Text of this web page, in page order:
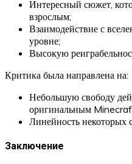
Интересный сюжет,
взрослым;
Взаимодействие с
уровне;
Высокую
Критика была направлена на:
Небольшую свободу
оригинальным
Линейность
Заключение